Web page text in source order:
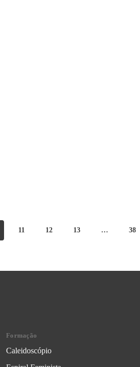
11 12 13 … 38
Formação
Caleidoscópio